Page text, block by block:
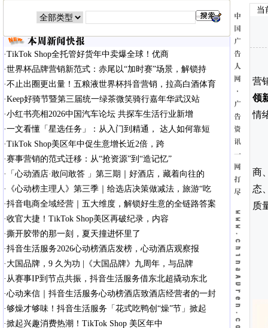
·TikTok Shop全托管好货年中卖爆全球！优商
·世界杯品牌营销新范式：赤尾以“加时赛”场景，解锁持
·不止出圈更出量！五粮液世界杯抖音营销，拉高白酒体育
·Keep好骑节暨第三届统一绿茶微笑骑行嘉年华武汉站
·小红书亮相2026中国汽车论坛 共探车生活行业新增
·一文看懂「星选任务」：从入门到精通， 达人如何靠短
·TikTok Shop美区年中促生意增长近2倍，跨
·赛事营销的范式迁移：从“抢资源”到“造记忆”
·
「心动酒店·敢问敢答 」第三期｜好酒店，藏着向往的
·
《心动榜主理人》第三季｜给选店决策做减法，旅游“吃
·抖音电商全域经营｜五大维度，解锁好生意的全链路答案
·收官大捷！TikTok Shop美区再破纪录，内容
·撕开胶带的那一刻，夏天撞进怀里了
·抖音生活服务2026心动榜酒店发榜，心动酒店观察报
· 大国品牌，9 久为功 |《大国品牌》九周年，与品牌
· 从赛事IP到节点共振，抖音生活服务借东北超撬动东北
·心动来信｜抖音生活服务心动榜酒店致酒店经营者的一封
·够燥才够味！抖音生活服务「花式吃鸭创“燥”节」掀起
·掀起兴趣消费热潮！TikTok Shop 美区年中
当
营
领
情
商
态
质